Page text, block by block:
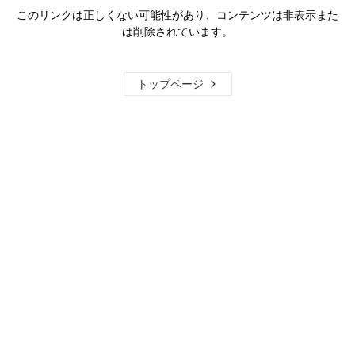
このリンクは正しくない可能性があり、コンテンツは非表示また
は削除されています。
トップページ